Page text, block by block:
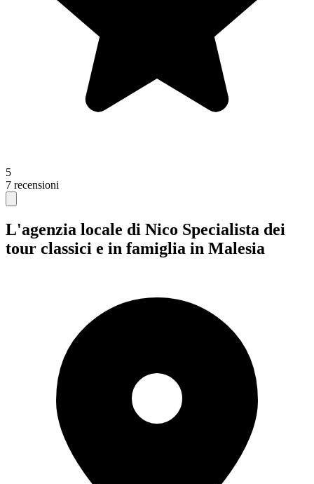
5
7 recensioni
L'agenzia locale di Nico Specialista dei
tour classici e in famiglia in Malesia